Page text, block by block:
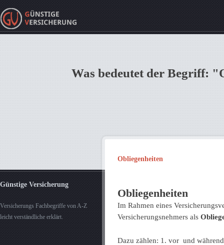
Was bedeutet der Begriff:
Günstige Versicherung
Versicherungs Fachbegriffe von A-Z
leicht verständliche erklärt.
Obliegenheiten
Obliegenheiten
Im Rahmen eines
Versicherungsnehmers als
Dazu zählen: 1. vor und